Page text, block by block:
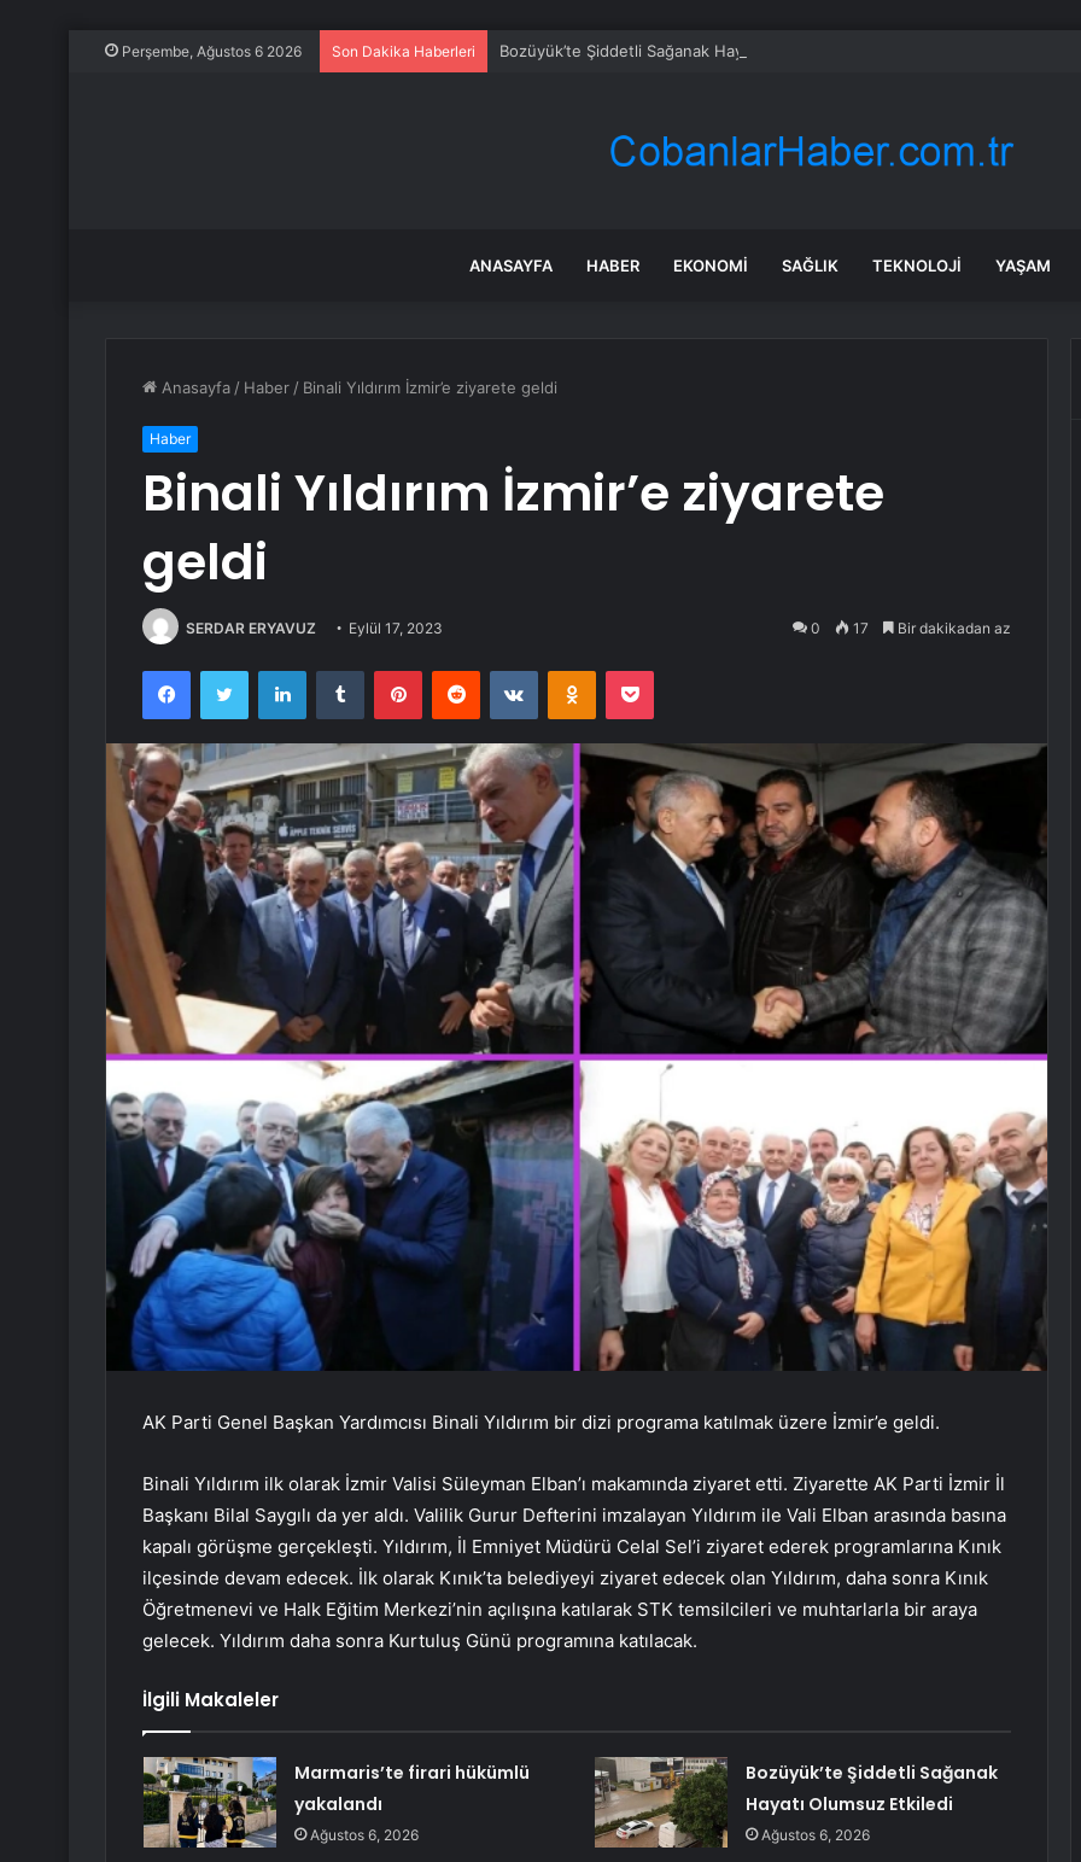
Perşembe, Ağustos 6 2026 Son Dakika Haberleri Bozüyük’te Şiddetli Sağanak Hayatı Olumsuz Etkiledi
ANASAYFA HABER EKONOMI SAĞLIK TEKNOLOJI YAŞAM
Anasayfa / Haber / Binali Yıldırım İzmir’e ziyarete geldi
Haber
Binali Yıldırım İzmir’e ziyarete
geldi
SERDAR ERYAVUZ Eylül 17, 2023 0 17 Bir dakikadan az
FacebookTwitter LinkedInTumblr PinterestReddit VKontakteOdnoklassniki
Pocket
AK Parti Genel Başkan Yardımcısı Binali Yıldırım bir dizi programa katılmak üzere İzmir’e geldi.
Binali Yıldırım ilk olarak İzmir Valisi Süleyman Elban’ı makamında ziyaret etti. Ziyarette AK Parti İzmir İl
Başkanı Bilal Saygılı da yer aldı. Valilik Gurur Defterini imzalayan Yıldırım ile Vali Elban arasında basına
kapalı görüşme gerçekleşti. Yıldırım, İl Emniyet Müdürü Celal Sel’i ziyaret ederek programlarına Kınık
ilçesinde devam edecek. İlk olarak Kınık’ta belediyeyi ziyaret edecek olan Yıldırım, daha sonra Kınık
Öğretmenevi ve Halk Eğitim Merkezi’nin açılışına katılarak STK temsilcileri ve muhtarlarla bir araya
gelecek. Yıldırım daha sonra Kurtuluş Günü programına katılacak.
İlgili Makaleler
Marmaris’te firari hükümlü
yakalandı
Ağustos 6, 2026
Bozüyük’te Şiddetli Sağanak
Hayatı Olumsuz Etkiledi
Ağustos 6, 2026